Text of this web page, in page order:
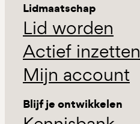
Lidmaatschap
Lid worden
Actief inzetten
Mijn account
Blijf je ontwikkelen